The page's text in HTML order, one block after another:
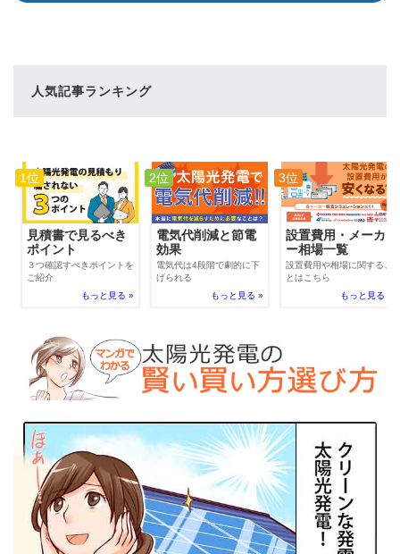
人気記事ランキング
1位
見積書で見るべき
ポイント
３つ確認すべきポイントを
ご紹介
もっと見る »
2位
電気代削減と節電
効果
電気代は4段階で劇的に下
げられる
もっと見る »
3位
設置費用・メーカ
ー相場一覧
設置費用や相場に関するこ
とはこちら
もっと見る »